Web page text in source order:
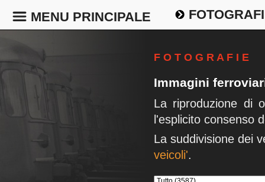
MENU PRINCIPALE
F O T O G R A F I E
Immagini
La riproduzione di
l'esplicito consenso
La suddivisione dei
veicoli'.